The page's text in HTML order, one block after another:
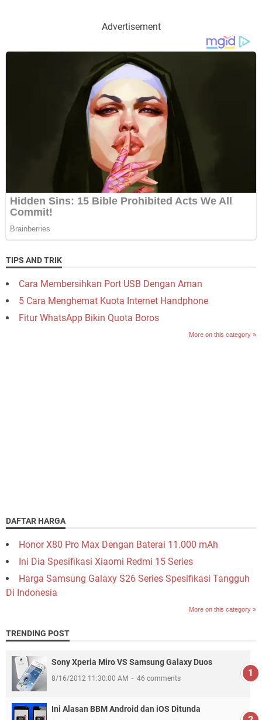
Advertisement
TIPS AND TRIK
Cara Membersihkan Port USB Dengan Aman
5 Cara Menghemat Kuota Internet Handphone
Fitur WhatsApp Bikin Quota Boros
More on this category »
DAFTAR HARGA
Honor X80 Pro Max Dengan Baterai 11.000 mAh
Ini Dia Spesifikasi Xiaomi Redmi 15 Series
Harga Samsung Galaxy S26 Series Spesifikasi Tangguh
Di Indonesia
More on this category »
TRENDING POST
Sony Xperia Miro VS Samsung Galaxy Duos
8/16/2012 11:30:00 AM 46 comments
Ini Alasan BBM Android dan iOS Ditunda